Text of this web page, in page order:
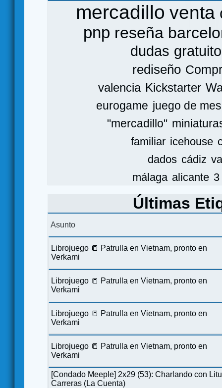
mercadillo venta
pnp reseña
dudas gratuito
rediseño
valencia Kickstarter
eurogame juego de
"mercadillo"
familiar icehouse
dados cádiz
málaga alicante
Últimas
Asunto
Librojuego 📒 Patrulla en Vietnam, pronto en
Verkami
Librojuego 📒 Patrulla en Vietnam, pronto en
Verkami
Librojuego 📒 Patrulla en Vietnam, pronto en
Verkami
Librojuego 📒 Patrulla en Vietnam, pronto en
Verkami
[Condado Meeple] 2x29 (53): Charlando con
Carreras (La Cuenta)